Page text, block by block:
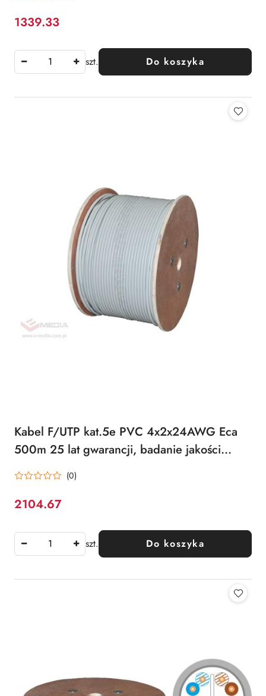
Cena:
1339.33
szt. Do koszyka
Kabel F/UTP kat.5e PVC 4x2x24AWG Eca
500m 25 lat gwarancji, badanie jakości
laboratorium INTERTEK (USA) ALANTEC
(0)
Cena:
2104.67
szt. Do koszyka